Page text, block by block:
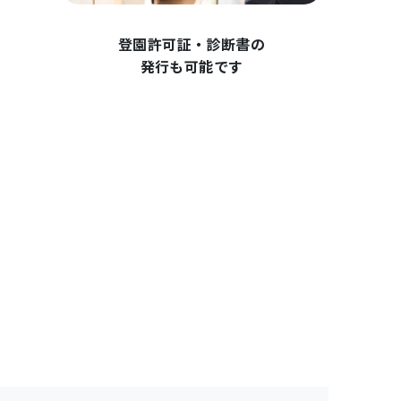
登園許可証・診断書の
発行も可能です